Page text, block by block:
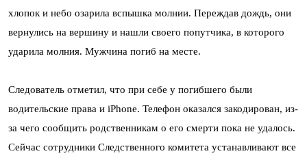
хлопок и небо озарила вспышка молнии. Переждав дождь, они
вернулись на вершину и нашли своего попутчика, в которого
ударила молния. Мужчина погиб на месте.
Следователь отметил, что при себе у погибшего были
водительские права и iPhone. Телефон оказался закодирован, из-
за чего сообщить родственникам о его смерти пока не удалось.
Сейчас сотрудники Следственного комитета устанавливают все